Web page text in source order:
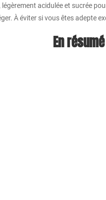
, légèrement acidulée et sucrée
À éviter si vous êtes adepte
En résumé